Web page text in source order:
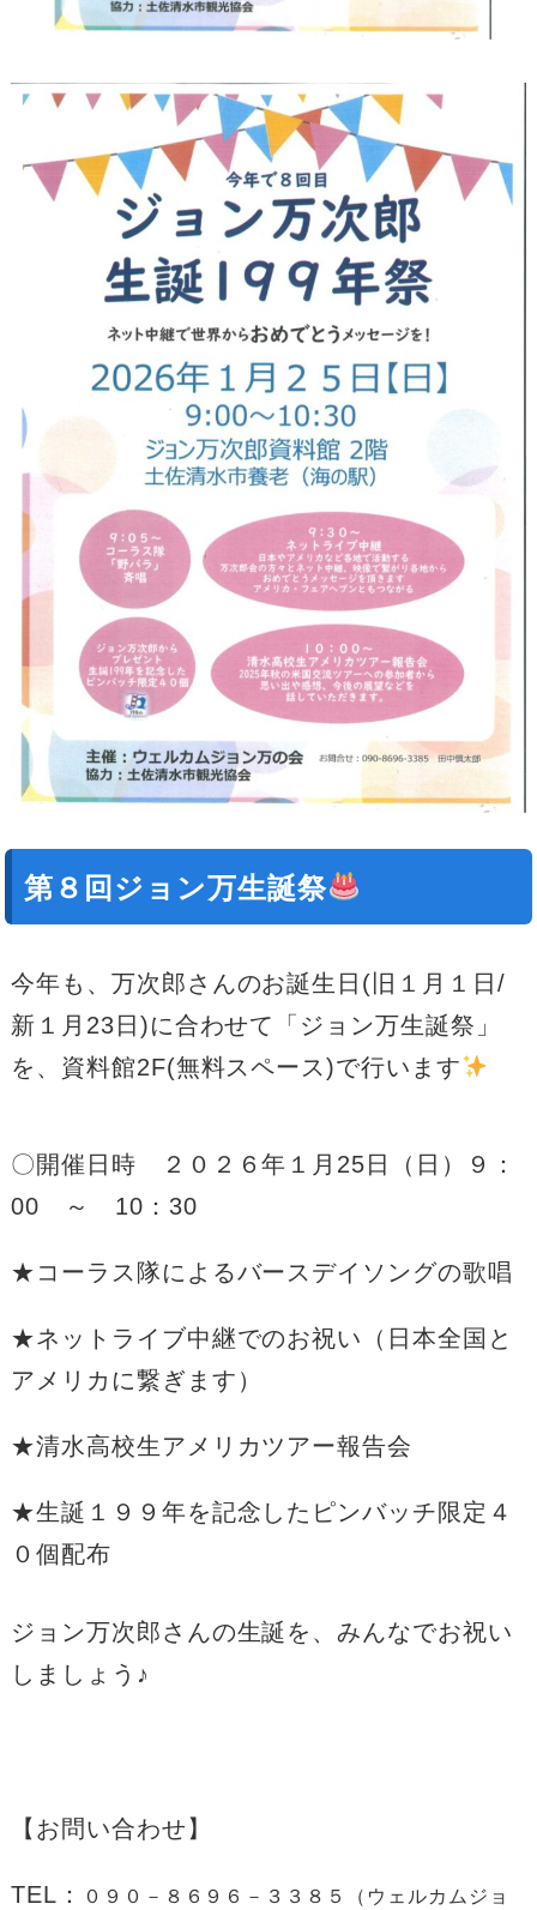
第８回ジョン万生誕祭
今年も、万次郎さんのお誕生日(旧１月１日/
新１月23日)に合わせて
「ジョン万生誕祭」
を、資料館2F(無料スペース)で行います
〇開催日時 ２０２６年１月25日（日）９：
00 ～ 10：30
★コーラス隊によるバースデイソングの歌唱
★ネットライブ中継でのお祝い（日本全国と
アメリカに繋ぎます）
★清水高校生アメリカツアー報告会
★生誕１９９年を記念したピンバッチ限定４
０個配布
ジョン万次郎さんの生誕を、みんなでお祝い
しましょう♪
【お問い合わせ】
TEL： ０９０－８６９６－３３８５（ウェルカムジョ